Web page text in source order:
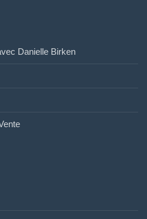
Danielle Birken